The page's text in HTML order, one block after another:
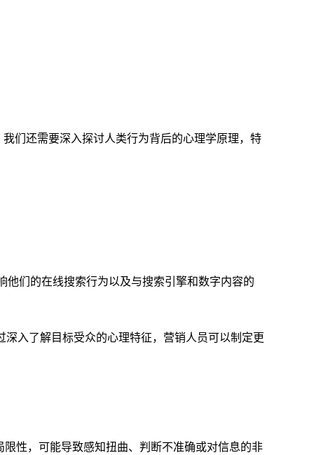
们还需要深入探讨人类行为背后的心理学原理，特
们的在线搜索行为以及与搜索引擎和数字内容的
入了解目标受众的心理特征，营销人员可以制定更
性，可能导致感知扭曲、判断不准确或对信息的非